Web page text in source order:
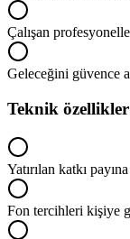
Çalışan
Geleceğini güvence
Teknik özellikler
Yatırılan katkı
Fon tercihleri kişiye